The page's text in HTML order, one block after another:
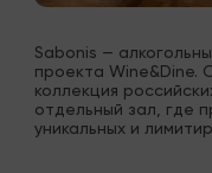
Sabonis —
проекта Wine&Dine.
коллекция
отдельный зал, где
уникальных и